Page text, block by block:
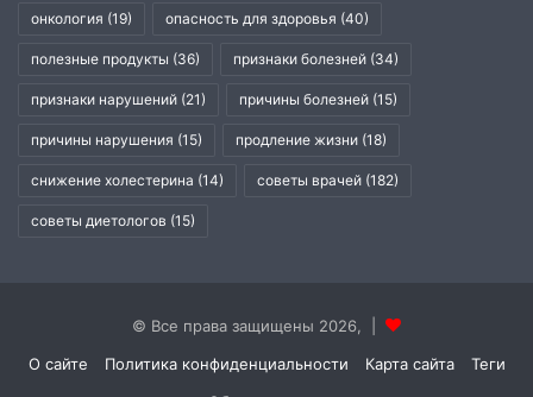
онкология (19) опасность для здоровья (40)
полезные продукты (36) признаки болезней (34)
признаки нарушений (21) причины болезней (15)
причины нарушения (15) продление жизни (18)
снижение холестерина (14) советы врачей (182)
советы диетологов (15)
© Все права защищены 2026, |
О сайте
Политика конфиденциальности Карта сайта
Теги